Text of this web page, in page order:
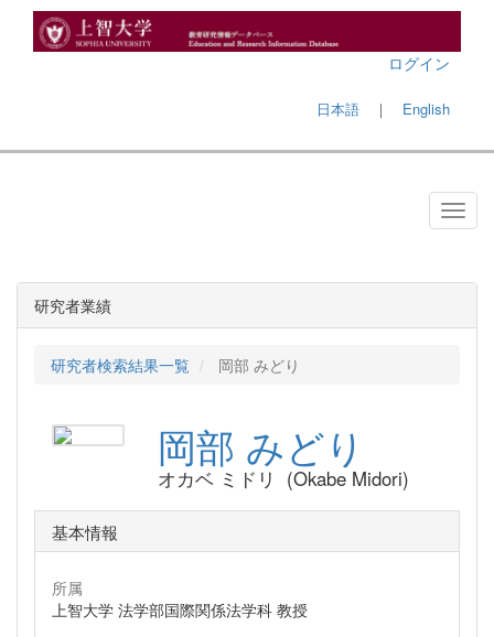
ログイン
日本語 ｜ English
研究者業績
研究者検索結果一覧 岡部 みどり
岡部 みどり
オカベ ミドリ (Okabe Midori)
基本情報
所属
上智大学 法学部国際関係法学科 教授